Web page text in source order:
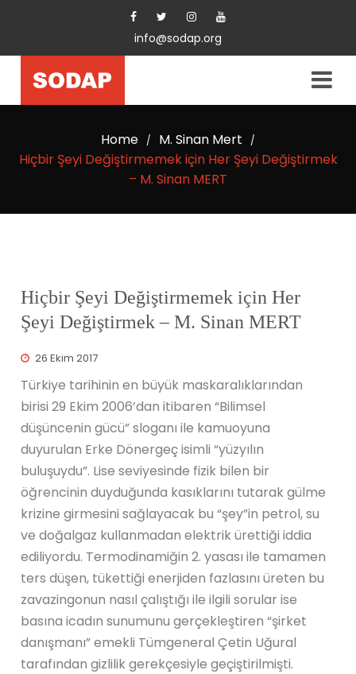
info@sodap.org
Home / M. Sinan Mert /
Hiçbir Şeyi Değiştirmemek için Her Şeyi Değiştirmek
– M. Sinan MERT
Hiçbir Şeyi Değiştirmemek için Her
Şeyi Değiştirmek – M. Sinan MERT
26 Ekim 2017
Türkiye tarihinin en büyük maskaralıklarından
birisi 29 Ekim 2006’dan itibaren “Bilimsel
düşüncenin gücü” sloganı ile kamuoyuna
duyurulan Erke Dönergeç isimli “yüzyılın
buluşuydu”. Lise seviyesinde fizik bilen bir
öğrencinin duyduğunda kasıklarını tutarak gülme
krizine girmesini sağlayacak bu “şey”in petrol, su
ve doğalgaz kullanmadan elektrik ürettiği iddia
ediliyordu. Termodinamiğin 2. yasası ile tamamen
ters düşen, tükettiği enerjiden fazlasını üreten bu
zavazingonun nasıl çalıştığı ile ilgili sorular ise
basına icadın sunumunu gerçekleştiren “şirket
danışmanı” emekli Tümgeneral Çetin Uğural
tarafından gizlilik gerekçesiyle geçiştirilmişti.